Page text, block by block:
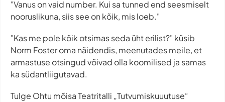
"Vanus on vaid number. Kui sa tunned end seesmiselt
nooruslikuna, siis see on kõik, mis loeb."
"Kas me pole kõik otsimas seda üht erilist?" küsib
Norm Foster oma näidendis, meenutades meile, et
armastuse otsingud võivad olla koomilised ja samas
ka südantliigutavad.
Tulge Ohtu mõisa Teatritalli „Tutvumiskuuutuse“